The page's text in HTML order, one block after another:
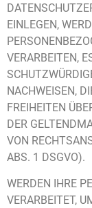
EINLEGEN,
VERARBEITEN,
NACHWEISEN,
FREIHEITEN
DER
VON
ABS. 1 DSGVO).
WERDEN IHRE
VERARBEITET,